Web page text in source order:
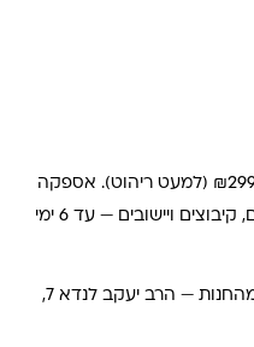
₪29, חינם מעל ₪299 (למעט ריהוט). אספקה
תוך 2-4 ימי עסקים. באזורים רחוקים, קיבוצים ויישובים — עד 6 ימי
בתיאום מראש, חינם מהחנות — הרב יעקב לנדא 7,